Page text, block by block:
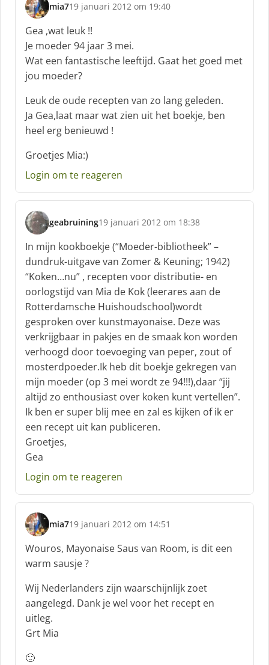
mia7
s
c
h
r
e
e
:
19 januari 2012 om 19:40
Gea ,wat leuk !!
Je moeder 94 jaar 3 mei.
Wat een fantastische leeftijd. Gaat het goed met
jou moeder?
Leuk de oude recepten van zo lang geleden.
Ja Gea,laat maar wat zien uit het boekje, ben
heel erg benieuwd !
Groetjes Mia:)
Login om te reageren
geabruining
s
c
h
r
e
e
f
19 januari 2012 om 18:38
In mijn kookboekje (“Moeder-bibliotheek” –
dundruk-uitgave van Zomer & Keuning; 1942)
“Koken…nu” , recepten voor distributie- en
oorlogstijd van Mia de Kok (leerares aan de
Rotterdamsche Huishoudschool)wordt
gesproken over kunstmayonaise. Deze was
verkrijgbaar in pakjes en de smaak kon worden
verhoogd door toevoeging van peper, zout of
mosterdpoeder.Ik heb dit boekje gekregen van
mijn moeder (op 3 mei wordt ze 94!!!),daar “jij
altijd zo enthousiast over koken kunt vertellen”.
Ik ben er super blij mee en zal es kijken of ik er
een recept uit kan publiceren.
Groetjes,
Gea
Login om te reageren
mia7
s
c
h
r
e
f
:
19 januari 2012 om 14:51
Wouros, Mayonaise Saus van Room, is dit een
warm sausje ?
Wij Nederlanders zijn waarschijnlijk zoet
aangelegd. Dank je wel voor het recept en
uitleg.
Grt Mia
🙂